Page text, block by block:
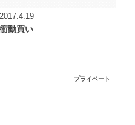
2017.4.19
衝動買い
プライベート